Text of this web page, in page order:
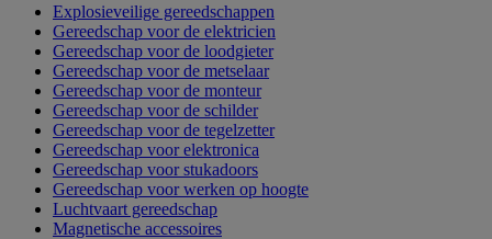
Explosieveilige gereedschappen
Gereedschap voor de elektricien
Gereedschap voor de loodgieter
Gereedschap voor de metselaar
Gereedschap voor de monteur
Gereedschap voor de schilder
Gereedschap voor de tegelzetter
Gereedschap voor elektronica
Gereedschap voor stukadoors
Gereedschap voor werken op hoogte
Luchtvaart gereedschap
Magnetische accessoires